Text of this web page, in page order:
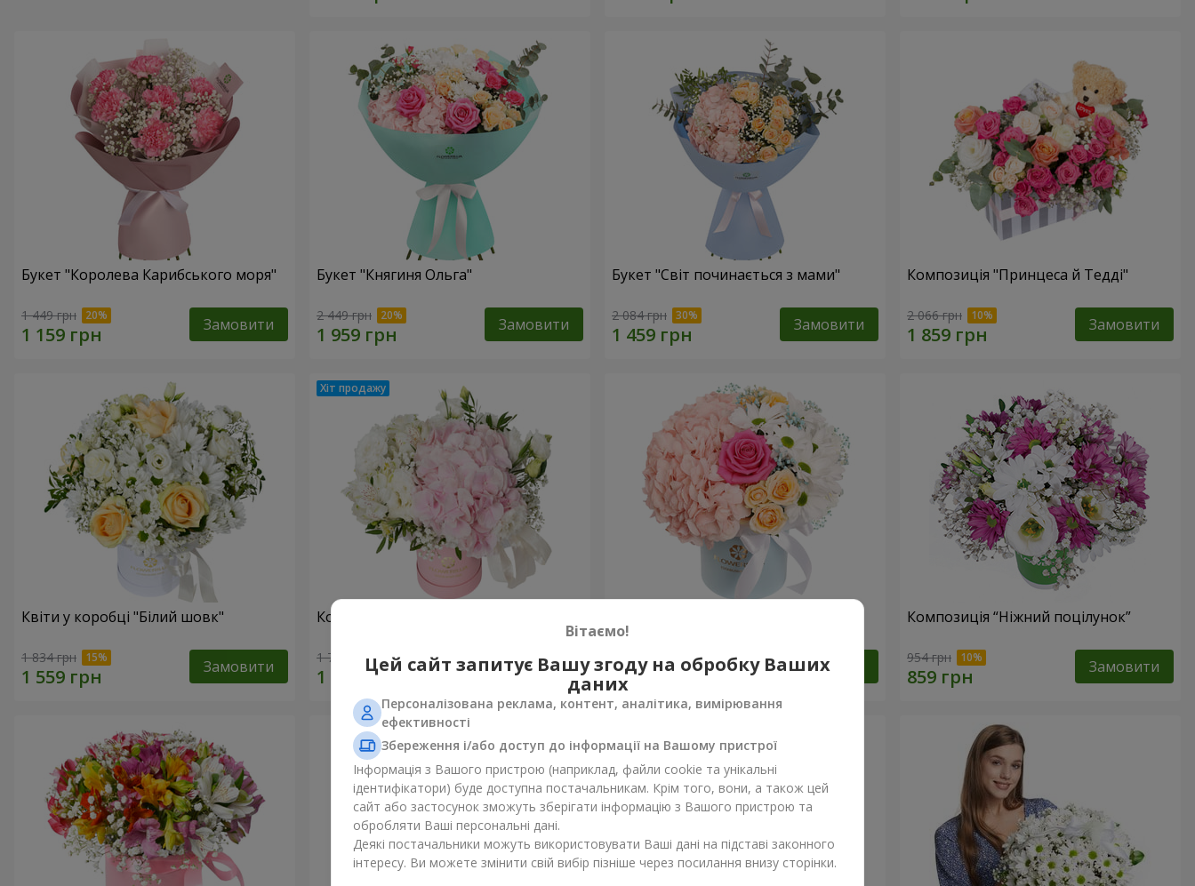
Букет "Королева Карибського моря"
1 449 грн Замовити
Букет "Княгиня Ольга"
2 449 грн Замовити
Букет "Світ починається з мами"
2 084 грн Замовити
Композиція "Принцеса й Тедді"
2 066 грн Замовити
Квіти у коробці "Білий шовк"
1 834 грн Замовити
Композиція "Ніжний дотик"
1 777 грн Замовити 1 646 грн Замовити
Композиція “Ніжний поцілунок”
954 грн Замовити
Вітаємо!
Цей сайт запитує Вашу згоду на обробку Ваших
даних
Персоналізована реклама, контент, аналітика, вимірювання
ефективності
Збереження і/або доступ до інформації на Вашому пристрої
Інформація з Вашого пристрою (наприклад, файли cookie та унікальні
ідентифікатори) буде доступна постачальникам. Крім того, вони, а також цей
сайт або застосунок зможуть зберігати інформацію з Вашого пристрою та
обробляти Ваші персональні дані.
Деякі постачальники можуть використовувати Ваші дані на підставі законного
інтересу. Ви можете змінити свій вибір пізніше через посилання внизу сторінки.